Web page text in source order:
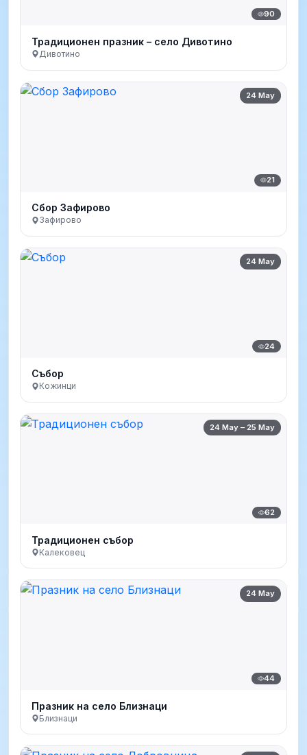
90
Традиционен празник – село Дивотино
Дивотино
24 May
21
Сбор Зафирово
Зафирово
24 May
24
Събор
Кожинци
24 May – 25 May
62
Традиционен събор
Калековец
24 May
44
Празник на село Близнаци
Близнаци